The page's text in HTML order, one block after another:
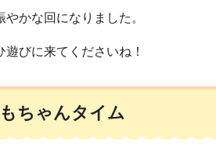
かな回になりました。
びに来てくださいね！
ちゃんタイム